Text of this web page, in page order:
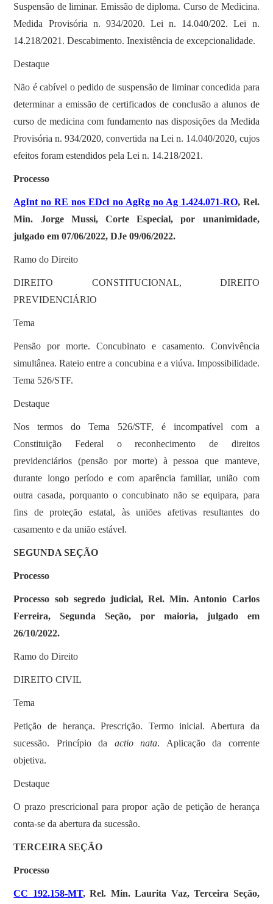
Suspensão de liminar. Emissão de diploma. Curso de Medicina.
Medida Provisória n. 934/2020. Lei n. 14.040/202. Lei n.
14.218/2021. Descabimento. Inexistência de excepcionalidade.
Destaque
Não é cabível o pedido de suspensão de liminar concedida para
determinar a emissão de certificados de conclusão a alunos de
curso de medicina com fundamento nas disposições da Medida
Provisória n. 934/2020, convertida na Lei n. 14.040/2020, cujos
efeitos foram estendidos pela Lei n. 14.218/2021.
Processo
AgInt no RE nos EDcl no AgRg no Ag 1.424.071-RO, Rel.
Min. Jorge Mussi, Corte Especial, por unanimidade,
julgado em 07/06/2022, DJe 09/06/2022.
Ramo do Direito
DIREITO CONSTITUCIONAL, DIREITO
PREVIDENCIÁRIO
Tema
Pensão por morte. Concubinato e casamento. Convivência
simultânea. Rateio entre a concubina e a viúva. Impossibilidade.
Tema 526/STF.
Destaque
Nos termos do Tema 526/STF, é incompatível com a
Constituição Federal o reconhecimento de direitos
previdenciários (pensão por morte) à pessoa que manteve,
durante longo período e com aparência familiar, união com
outra casada, porquanto o concubinato não se equipara, para
fins de proteção estatal, às uniões afetivas resultantes do
casamento e da união estável.
SEGUNDA SEÇÃO
Processo
Processo sob segredo judicial, Rel. Min. Antonio Carlos
Ferreira, Segunda Seção, por maioria, julgado em
26/10/2022.
Ramo do Direito
DIREITO CIVIL
Tema
Petição de herança. Prescrição. Termo inicial. Abertura da
sucessão. Princípio da actio nata. Aplicação da corrente
objetiva.
Destaque
O prazo prescricional para propor ação de petição de herança
conta-se da abertura da sucessão.
TERCEIRA SEÇÃO
Processo
CC 192.158-MT, Rel. Min. Laurita Vaz, Terceira Seção,